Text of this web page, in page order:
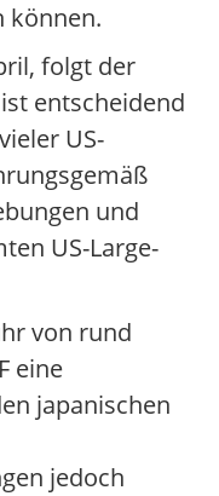
können.
folgt der
entscheidend
US-
und
US-Large-
von rund
eine
japanischen
jedoch